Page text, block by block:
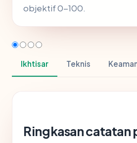
objektif 0-100.
Ikhtisar Teknis
Ringkasan catatan